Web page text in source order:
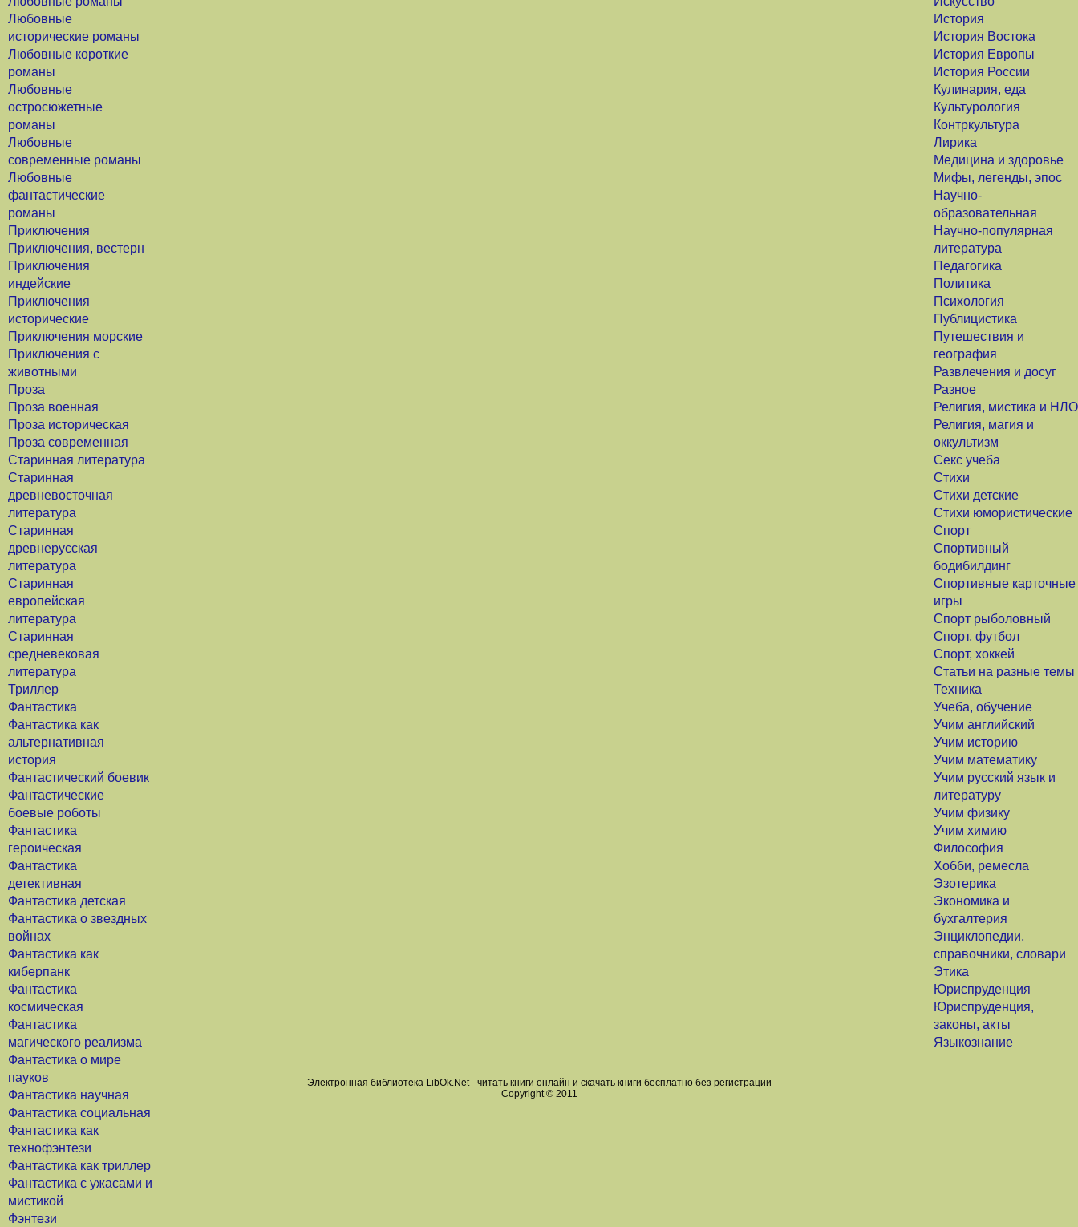
Любовные
исторические романы
Любовные короткие
романы
Любовные
остросюжетные
романы
Любовные
современные романы
Любовные
фантастические
романы
Приключения
Приключения, вестерн
Приключения
индейские
Приключения
исторические
Приключения морские
Приключения с
животными
Проза
Проза военная
Проза историческая
Проза современная
Старинная литература
Старинная
древневосточная
литература
Старинная
древнерусская
литература
Старинная
европейская
литература
Старинная
средневековая
литература
Триллер
Фантастика
Фантастика как
альтернативная
история
Фантастический боевик
Фантастические
боевые роботы
Фантастика
героическая
Фантастика
детективная
Фантастика детская
Фантастика о звездных
войнах
Фантастика как
киберпанк
Фантастика
космическая
Фантастика
магического реализма
Фантастика о мире
пауков
Фантастика научная
Фантастика социальная
Фантастика как
технофэнтези
Фантастика как триллер
Фантастика с ужасами и
мистикой
Фэнтези
История
История Востока
История Европы
История России
Кулинария, еда
Культурология
Контркультура
Лирика
Медицина и здоровье
Мифы, легенды, эпос
Научно-
образовательная
Научно-популярная
литература
Педагогика
Политика
Психология
Публицистика
Путешествия и
география
Развлечения и досуг
Разное
Религия, мистика и НЛО
Религия, магия и
оккультизм
Секс учеба
Стихи
Стихи детские
Стихи юмористические
Спорт
Спортивный
бодибилдинг
Спортивные карточные
игры
Спорт рыболовный
Спорт, футбол
Спорт, хоккей
Статьи на разные темы
Техника
Учеба, обучение
Учим английский
Учим историю
Учим математику
Учим русский язык и
литературу
Учим физику
Учим химию
Философия
Хобби, ремесла
Эзотерика
Экономика и
бухгалтерия
Энциклопедии,
справочники, словари
Этика
Юриспруденция
Юриспруденция,
законы, акты
Языкознание
Электронная библиотека LibOk.Net - читать книги онлайн и скачать книги бесплатно без регистрации
Copyright © 2011